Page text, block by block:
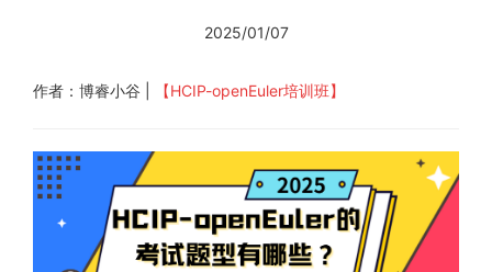
2025/01/07
作者：博睿小谷 | 【HCIP-openEuler培训班】